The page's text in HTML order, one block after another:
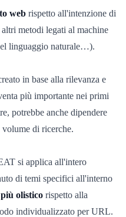
web rispetto all'intenzione di
metodi legati al machine
linguaggio naturale…).
in base alla rilevanza e
più importante nei primi
potrebbe anche dipendere
volume di ricerche.
si applica all'intero
di temi specifici all'interno
olistico rispetto alla
individualizzato per URL.